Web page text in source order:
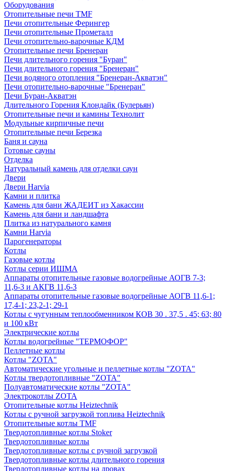
Оборудования
Отопительные печи TMF
Печи отопительные Ферингер
Печи отопительные Прометалл
Печи отопительно-варочные КДМ
Отопительные печи Бренеран
Печи длительного горения "Буран"
Печи длительного горения "Бренеран"
Печи водяного отопления "Бренеран-Акватэн"
Печи отопительно-варочные "Бренеран"
Печи Буран-Акватэн
Длительного Горения Клондайк (Булерьян)
Отопительные печи и камины Технолит
Модульные кирпичные печи
Отопительные печи Березка
Баня и сауна
Готовые сауны
Отделка
Натуральный камень для отделки саун
Двери
Двери Harvia
Камни и плитка
Камень для бани ЖАДЕИТ из Хакассии
Камень для бани и ландшафта
Плитка из натурального камня
Камни Harvia
Парогенераторы
Котлы
Газовые котлы
Котлы серии ИШМА
Аппараты отопительные газовые водогрейные АОГВ 7-3;
11,6-3 и АКГВ 11,6-3
Аппараты отопительные газовые водогрейные АОГВ 11,6-1;
17,4-1; 23,2-1; 29-1
Котлы с чугунным теплообменником КОВ 30 . 37,5 . 45; 63; 80
и 100 кВт
Электрические котлы
Котлы водогрейные "ТЕРМОФОР"
Пеллетные котлы
Котлы "ZOTA"
Автоматические угольные и пеллетные котлы "ZOTA"
Котлы твердотопливные "ZOTA"
Полуавтоматические котлы "ZOTA"
Электрокотлы ZOTA
Отопительные котлы Heiztechnik
Котлы с ручной загрузкой топлива Heiztechnik
Отопительные котлы TMF
Твердотопливные котлы Stoker
Твердотопливные котлы
Твердотопливные котлы с ручной загрузкой
Твердотопливные котлы длительного горения
Твердотопливные котлы на дровах